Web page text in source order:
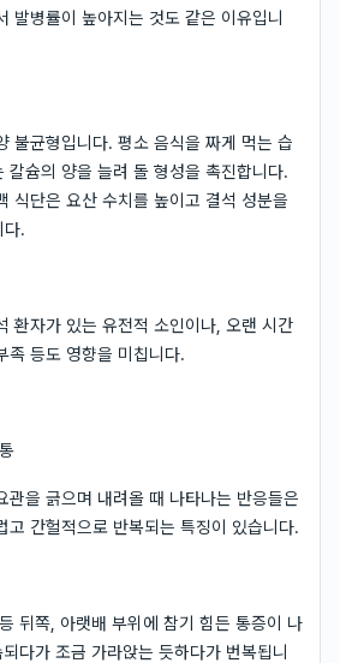
발병률이 높아지는 것도 같은 이유입니
불균형입니다. 평소 음식을 짜게 먹는 습
칼슘의 양을 늘려 돌 형성을 촉진합니다.
식단은 요산 수치를 높이고 결석 성분을
다.
환자가 있는 유전적 소인이나, 오랜 시간
족 등도 영향을 미칩니다.
관을 긁으며 내려올 때 나타나는 반응들은
고 간헐적으로 반복되는 특징이 있습니다.
뒤쪽, 아랫배 부위에 참기 힘든 통증이 나
다가 조금 가라앉는 듯하다가 번복됩니